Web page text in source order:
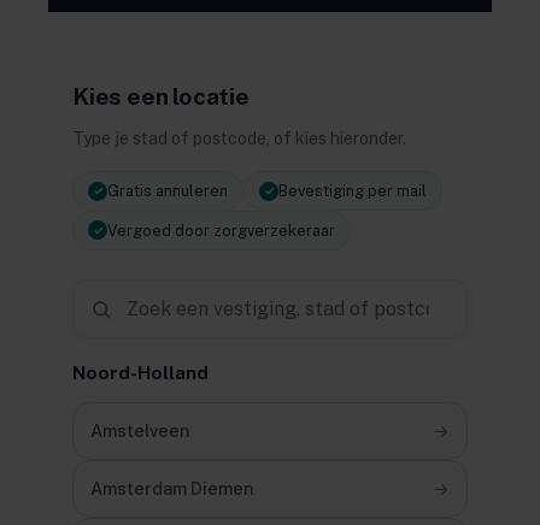
Kies een locatie
Type je stad of postcode, of kies hieronder.
✓ Gratis annuleren ✓ Bevestiging per mail
✓ Vergoed door zorgverzekeraar
Noord-Holland
Amstelveen →
Amsterdam Diemen →